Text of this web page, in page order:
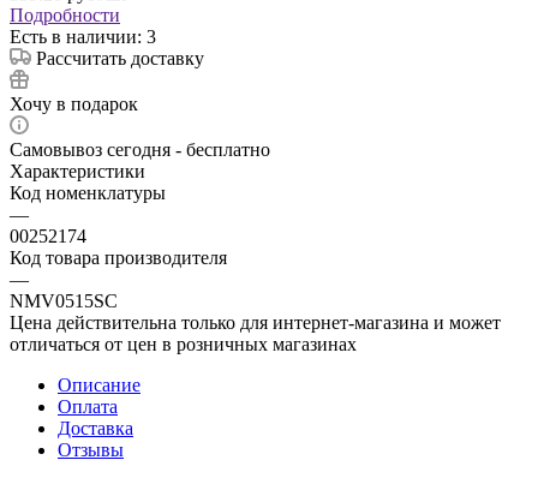
Подробности
Есть в наличии: 3
Рассчитать доставку
Хочу в подарок
Самовывоз сегодня - бесплатно
Характеристики
Код номенклатуры
—
00252174
Код товара производителя
—
NMV0515SC
Цена действительна только для интернет-магазина и может
отличаться от цен в розничных магазинах
Описание
Оплата
Доставка
Отзывы